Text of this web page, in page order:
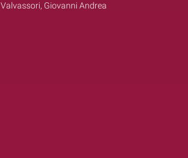
Valvassori, Giovanni Andrea